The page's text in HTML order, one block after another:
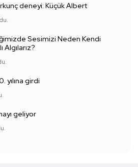
deneyi: Küçük Albert
Sesimizi Neden Kendi
Algılarız?
yılına girdi
geliyor